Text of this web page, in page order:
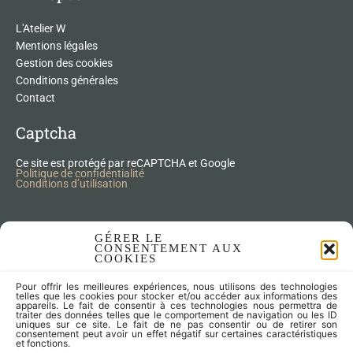
GÉRER LE
CONSENTEMENT AUX
COOKIES
Pour offrir les meilleures expériences, nous utilisons des technologies
telles que les cookies pour stocker et/ou accéder aux informations des
appareils. Le fait de consentir à ces technologies nous permettra de
traiter des données telles que le comportement de navigation ou les ID
uniques sur ce site. Le fait de ne pas consentir ou de retirer son
consentement peut avoir un effet négatif sur certaines caractéristiques
et fonctions.
L'Atelier W
Mentions légales
Gestion des cookies
Conditions générales
Contact
Captcha
Ce site est protégé par reCAPTCHA et Google
Politique de confidentialité
Conditions d’utilisation
Nos Produits Upcycling
Articles zéro déchet
Fleurs séchées
Lampes
Meubles